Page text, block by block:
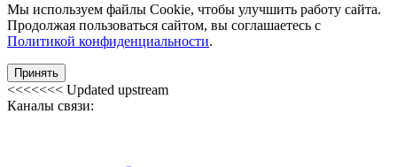
Мы используем файлы Cookie, чтобы улучшить работу сайта.
Продолжая пользоваться сайтом, вы соглашаетесь с
Политикой конфиденциальности.
Принять
<<<<<<< Updated upstream
Каналы связи: